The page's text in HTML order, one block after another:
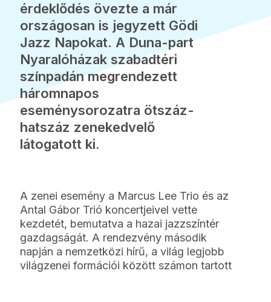
érdeklődés övezte a már
országosan is jegyzett Gödi
Jazz Napokat. A Duna-part
Nyaralóházak szabadtéri
színpadán megrendezett
háromnapos
eseménysorozatra ötszáz-
hatszáz zenekedvelő
látogatott ki.
A zenei esemény a Marcus Lee Trio és az
Antal Gábor Trió koncertjeivel vette
kezdetét, bemutatva a hazai jazzszíntér
gazdagságát. A rendezvény második
napján a nemzetközi hírű, a világ legjobb
világzenei formációi között számon tartott